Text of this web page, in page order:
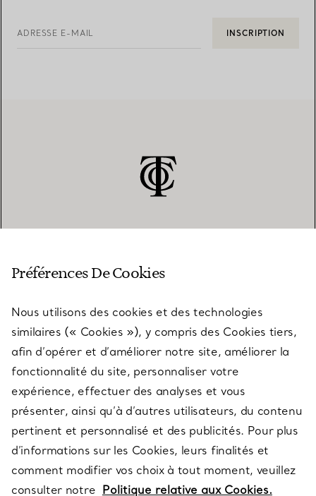
ADRESSE E-MAIL INSCRIPTION
SERVICES
À PROPOS
QUESTIONS LÉGALES
SUIVEZ-NOUS
Préférences De Cookies
Nous utilisons des cookies et des technologies
similaires (« Cookies »), y compris des Cookies tiers,
afin d’opérer et d’améliorer notre site, améliorer la
fonctionnalité du site, personnaliser votre
expérience, effectuer des analyses et vous
présenter, ainsi qu’à d’autres utilisateurs, du contenu
pertinent et personnalisé et des publicités. Pour plus
d’informations sur les Cookies, leurs finalités et
comment modifier vos choix à tout moment, veuillez
consulter notre Politique relative aux Cookies.